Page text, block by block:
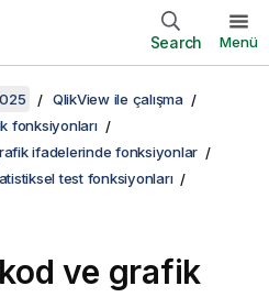
Search Menü
QlikView ile çalışma
fonksiyonları
ifadelerinde fonksiyonlar
test fonksiyonları
ve grafik